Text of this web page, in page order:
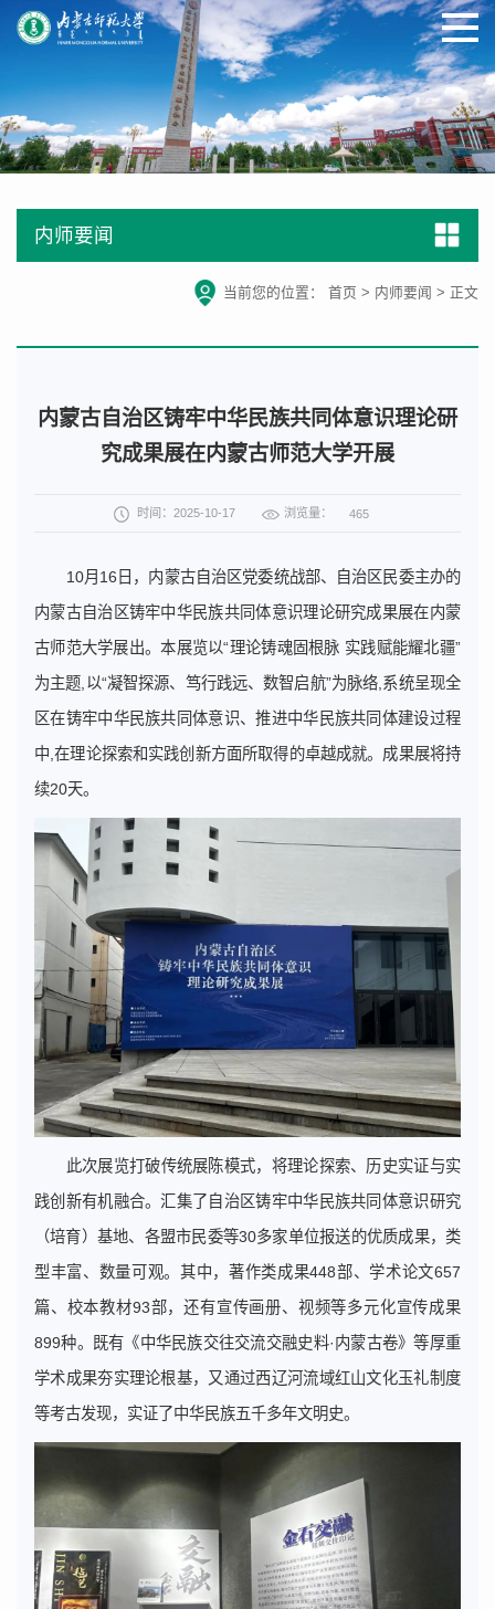
内师要闻
当前您的位置： 首页 > 内师要闻 > 正文
内蒙古自治区铸牢中华民族共同体意识理论研
究成果展在内蒙古师范大学开展
时间：2025-10-17 浏览量： 465
10月16日，内蒙古自治区党委统战部、自治区民委主办的
内蒙古自治区铸牢中华民族共同体意识理论研究成果展在内蒙
古师范大学展出。本展览以“理论铸魂固根脉 实践赋能耀北疆”
为主题,以“凝智探源、笃行践远、数智启航”为脉络,系统呈现全
区在铸牢中华民族共同体意识、推进中华民族共同体建设过程
中,在理论探索和实践创新方面所取得的卓越成就。成果展将持
续20天。
此次展览打破传统展陈模式，将理论探索、历史实证与实
践创新有机融合。汇集了自治区铸牢中华民族共同体意识研究
（培育）基地、各盟市民委等30多家单位报送的优质成果，类
型丰富、数量可观。其中，著作类成果448部、学术论文657
篇、校本教材93部，还有宣传画册、视频等多元化宣传成果
899种。既有《中华民族交往交流交融史料·内蒙古卷》等厚重
学术成果夯实理论根基，又通过西辽河流域红山文化玉礼制度
等考古发现，实证了中华民族五千多年文明史。